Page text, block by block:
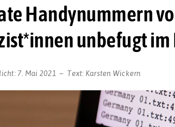
Handynummern
unbefugt
7. Mai 2021 Text: Karsten Wickern